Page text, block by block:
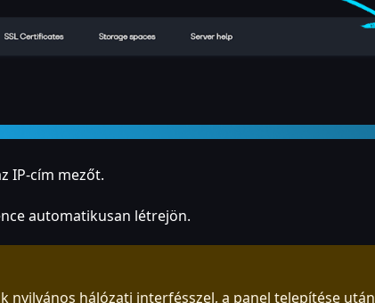
IP-cím mezőt.
automatikusan létrejön.
nyilvános hálózati interfésszel, a panel telepítése után